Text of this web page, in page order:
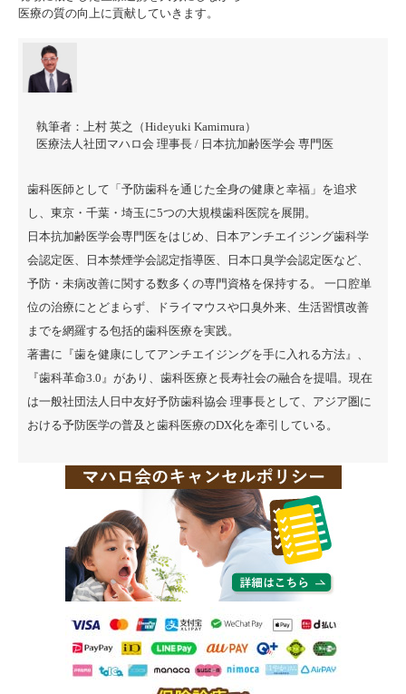
医療の質の向上に貢献していきます。
執筆者： 上村 英之（Hideyuki Kamimura）
医療法人社団マハロ会 理事長 / 日本抗加齢医学会 専門医
歯科医師として「予防歯科を通じた全身の健康と幸福」を追求
し、東京・千葉・埼玉に5つの大規模歯科医院を展開。
日本抗加齢医学会専門医をはじめ、日本アンチエイジング歯科学
会認定医、日本禁煙学会認定指導医、日本口臭学会認定医など、
予防・未病改善に関する数多くの専門資格を保持する。 一口腔単
位の治療にとどまらず、ドライマウスや口臭外来、生活習慣改善
までを網羅する包括的歯科医療を実践。
著書に『歯を健康にしてアンチエイジングを手に入れる方法』、
『歯科革命3.0』があり、歯科医療と長寿社会の融合を提唱。現在
は一般社団法人日中友好予防歯科協会 理事長として、アジア圏に
おける予防医学の普及と歯科医療のDX化を牽引している。